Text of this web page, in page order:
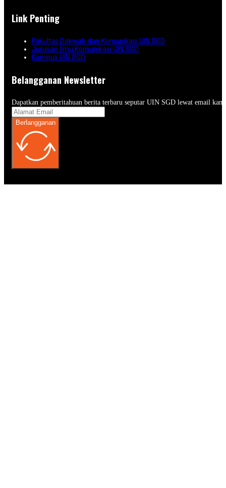
Link Penting
Fakultas Dakwah dan Komunikasi UIN SGD
Jurusan Ilmu Komunikasi UIN SGD
Kampus UIN SGD
Belangganan Newsletter
Dapatkan pemberitahuan berita terbaru seputar UIN SGD lewat email
Berlangganan